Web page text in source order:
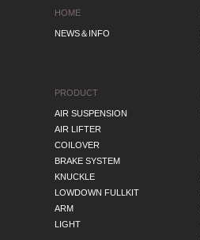
HOME
NEWS＆INFO
PRODUCT
AIR SUSPENSION
AIR LIFTER
COILOVER
BRAKE SYSTEM
KNUCKLE
LOWDOWN FULLKIT
ARM
LIGHT